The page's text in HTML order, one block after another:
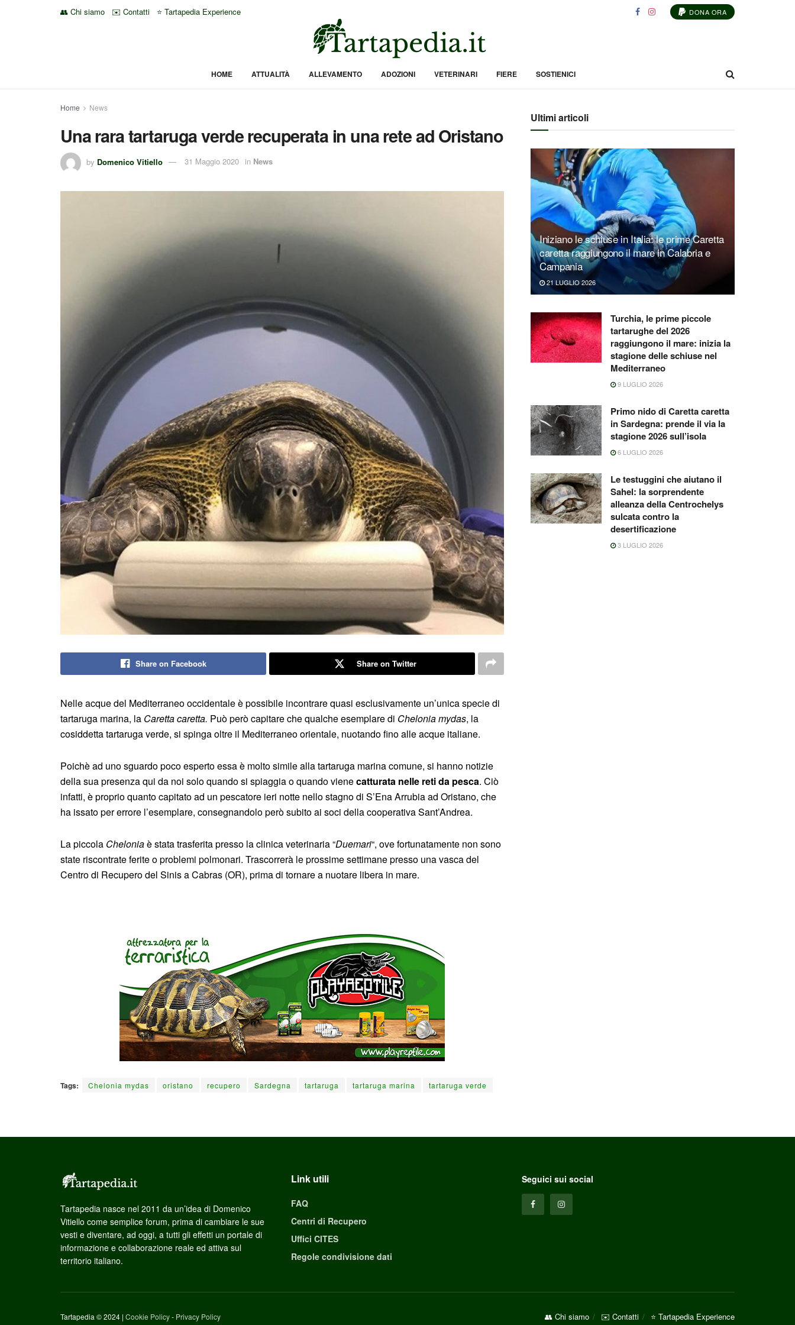
👥 Chi siamo ✉️ Contatti ⭐ Tartapedia Experience DONA ORA
HOME ATTUALITÀ ALLEVAMENTO ADOZIONI VETERINARI FIERE SOSTIENICI
Home News
Una rara tartaruga verde recuperata in una rete ad Oristano
by Domenico Vitiello 31 Maggio 2020 in News
Share on Facebook Share on Twitter
Nelle acque del Mediterraneo occidentale è possibile incontrare quasi esclusivamente un’unica specie di
tartaruga marina, la Caretta caretta. Può però capitare che qualche esemplare di Chelonia mydas, la
cosiddetta tartaruga verde, si spinga oltre il Mediterraneo orientale, nuotando fino alle acque italiane.
Poichè ad uno sguardo poco esperto essa è molto simile alla tartaruga marina comune, si hanno notizie
della sua presenza qui da noi solo quando si spiaggia o quando vienecatturata nelle reti da pesca. Ciò
infatti, è proprio quanto capitato ad un pescatore ieri notte nello stagno di S’Ena Arrubia ad Oristano, che
ha issato per errore l’esemplare, consegnandolo però subito ai soci della cooperativa Sant’Andrea.
La piccola Cheloniaè stata trasferita presso la clinica veterinaria “Duemari“, ove fortunatamente non sono
state riscontrate ferite o problemi polmonari. Trascorrerà le prossime settimane presso una vasca del
Centro di Recupero del Sinis a Cabras (OR), prima di tornare a nuotare libera in mare.
Tags: Chelonia mydas oristano recupero Sardegna tartaruga tartaruga marina tartaruga verde
Ultimi articoli
Iniziano le schiuse in Italia: le prime Caretta
caretta raggiungono il mare in Calabria e
Campania
21 LUGLIO 2026
Turchia, le prime piccole
tartarughe del 2026
raggiungono il mare: inizia la
stagione delle schiuse nel
Mediterraneo
9 LUGLIO 2026
Primo nido di Caretta caretta
in Sardegna: prende il via la
stagione 2026 sull’isola
6 LUGLIO 2026
Le testuggini che aiutano il
Sahel: la sorprendente
alleanza della Centrochelys
sulcata contro la
desertificazione
3 LUGLIO 2026
Tartapedia nasce nel 2011 da un’idea di Domenico
Vitiello come semplice forum, prima di cambiare le sue
vesti e diventare, ad oggi, a tutti gli effetti un portale di
informazione e collaborazione reale ed attiva sul
territorio italiano.
Link utili
FAQ
Centri di Recupero
Uffici CITES
Regole condivisione dati
Seguici sui social
👥 Chi siamo ✉️ Contatti ⭐ Tartapedia Experience
Tartapedia © 2024 | Cookie Policy- Privacy Policy